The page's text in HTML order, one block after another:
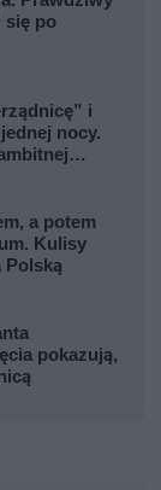
się po
i
nocy.
a potem
Kulisy
Polską
pokazują,